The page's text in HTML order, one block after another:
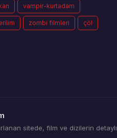
vampir-kurtadam
zombi filmleri çöl
sitede, film ve dizilerin detaylı